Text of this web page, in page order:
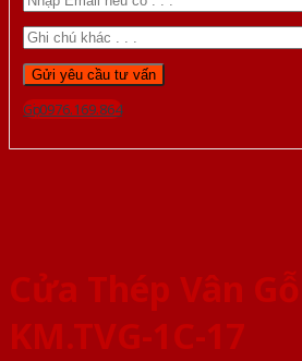
Gọi 0976.169.864
Cửa Thép Vân
KM.TVG-1C-17